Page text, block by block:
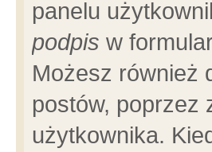
panelu
podpis w
Możesz również
postów, poprzez
użytkownika.